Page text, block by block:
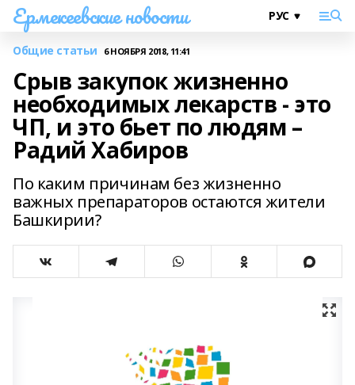
Ермекеевские новости
Общие статьи 6 НОЯБРЯ 2018, 11:41
Срыв закупок жизненно
необходимых лекарств - это
ЧП, и это бьет по людям –
Радий Хабиров
По каким причинам без жизненно
важных препараторов остаются жители
Башкирии?